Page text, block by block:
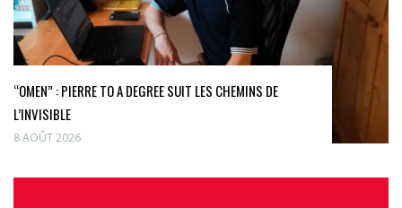
“OMEN” : PIERRE TO A DEGREE SUIT LES CHEMINS DE
L’INVISIBLE
8 AOÛT 2026